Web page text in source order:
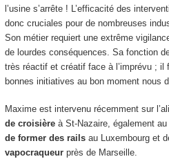
l’usine s’arrête ! L’efficacité des
donc cruciales pour de nombreuses
Son métier requiert une extrême
de lourdes conséquences. Sa fonction
très réactif et créatif face à l’imprévu ; il
bonnes initiatives au bon moment nous
Maxime est intervenu récemment sur
de croisière à St-Nazaire, également
de former des rails au Luxembourg et
vapocraqueur près de Marseille.